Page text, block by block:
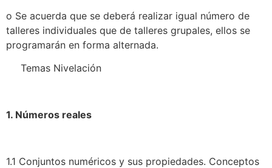
o Se acuerda que se deberá realizar igual número de
talleres individuales que de talleres grupales, ellos se
programarán en forma alternada.
Temas Nivelación
1. Números reales
1.1 Conjuntos numéricos y sus propiedades. Conceptos